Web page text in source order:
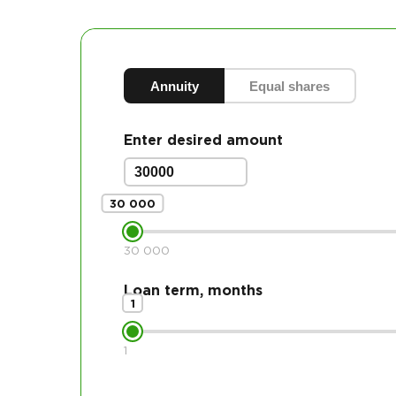
Annuity Equal shares
Enter desired amount
30 000
30 000
Loan term, months
1
1